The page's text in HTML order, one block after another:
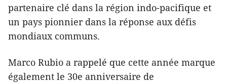
partenaire clé dans la région indo-pacifique et
un pays pionnier dans la réponse aux défis
mondiaux communs.
Marco Rubio a rappelé que cette année marque
également le 30e anniversaire de